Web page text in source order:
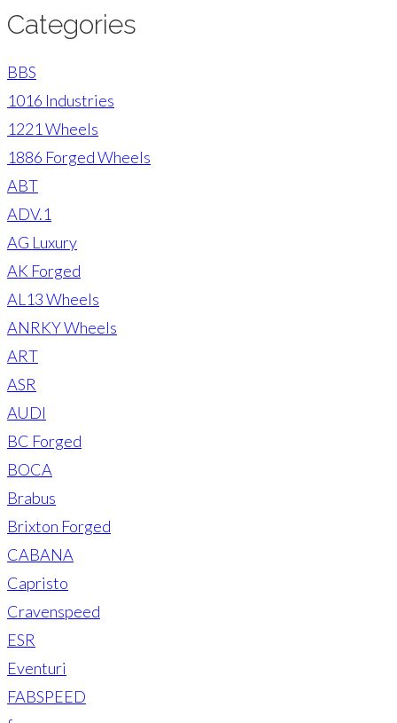
Categories
BBS
1016 Industries
1221 Wheels
1886 Forged Wheels
ABT
ADV.1
AG Luxury
AK Forged
AL13 Wheels
ANRKY Wheels
ART
ASR
AUDI
BC Forged
BOCA
Brabus
Brixton Forged
CABANA
Capristo
Cravenspeed
ESR
Eventuri
FABSPEED